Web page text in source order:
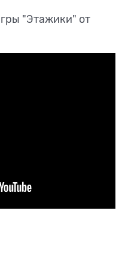
"Этажики" от